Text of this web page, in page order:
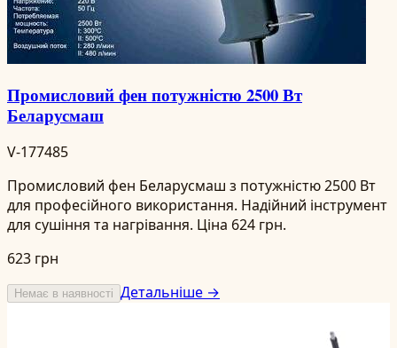
Промисловий фен потужністю 2500 Вт
Беларусмаш
V-177485
Промисловий фен Беларусмаш з потужністю 2500 Вт
для професійного використання. Надійний інструмент
для сушіння та нагрівання. Ціна 624 грн.
623 грн
Немає в наявності Детальніше →